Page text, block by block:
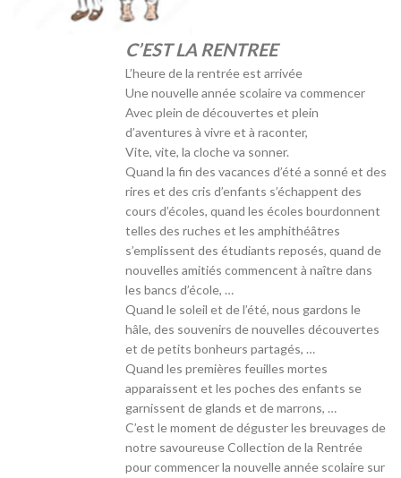
C’EST LA RENTREE
L’heure de la rentrée est arrivée
Une nouvelle année scolaire va commencer
Avec plein de découvertes et plein
d’aventures à vivre et à raconter,
Vite, vite, la cloche va sonner.
Quand la fin des vacances d’été a sonné et des
rires et des cris d’enfants s’échappent des
cours d’écoles, quand les écoles bourdonnent
telles des ruches et les amphithéâtres
s’emplissent des étudiants reposés, quand de
nouvelles amitiés commencent à naître dans
les bancs d’école, …
Quand le soleil et de l’été, nous gardons le
hâle, des souvenirs de nouvelles découvertes
et de petits bonheurs partagés, …
Quand les premières feuilles mortes
apparaissent et les poches des enfants se
garnissent de glands et de marrons, …
C’est le moment de déguster les breuvages de
notre savoureuse Collection de la Rentrée
pour commencer la nouvelle année scolaire sur